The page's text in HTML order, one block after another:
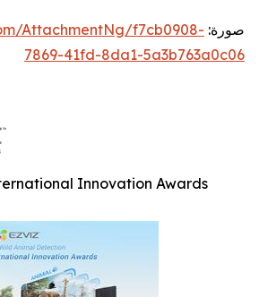
صورة: AttachmentNg/f7cb0908-
7869-41fd-8da1-5a3b763a0c06
Innovation Awards